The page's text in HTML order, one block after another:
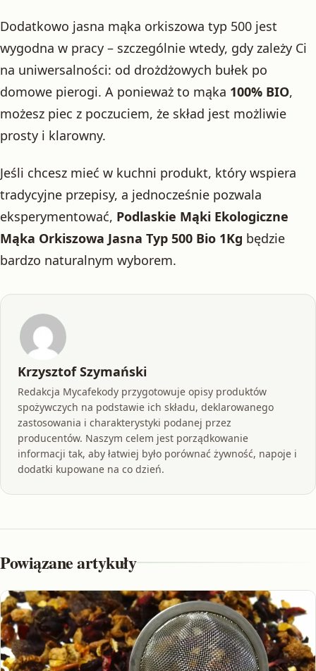
Dodatkowo jasna mąka orkiszowa typ 500 jest
wygodna w pracy – szczególnie wtedy, gdy zależy Ci
na uniwersalności: od drożdżowych bułek po
domowe pierogi. A ponieważ to mąka 100% BIO,
możesz piec z poczuciem, że skład jest możliwie
prosty i klarowny.
Jeśli chcesz mieć w kuchni produkt, który wspiera
tradycyjne przepisy, a jednocześnie pozwala
eksperymentować, Podlaskie Mąki Ekologiczne
Mąka Orkiszowa Jasna Typ 500 Bio 1Kg będzie
bardzo naturalnym wyborem.
Krzysztof Szymański
Redakcja Mycafekody przygotowuje opisy produktów
spożywczych na podstawie ich składu, deklarowanego
zastosowania i charakterystyki podanej przez
producentów. Naszym celem jest porządkowanie
informacji tak, aby łatwiej było porównać żywność, napoje i
dodatki kupowane na co dzień.
Powiązane artykuły